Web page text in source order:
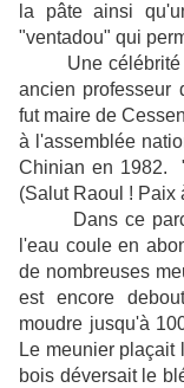
la pâte ainsi
"ventadou" qui
Une célébrité
ancien professeur
fut maire de
à l'assemblée
Chinian en 1982.
(Salut Raoul ! Paix
Dans ce parc
l'eau coule en
de nombreuses
est encore
moudre jusqu'à
Le meunier plaçait
bois déversait le